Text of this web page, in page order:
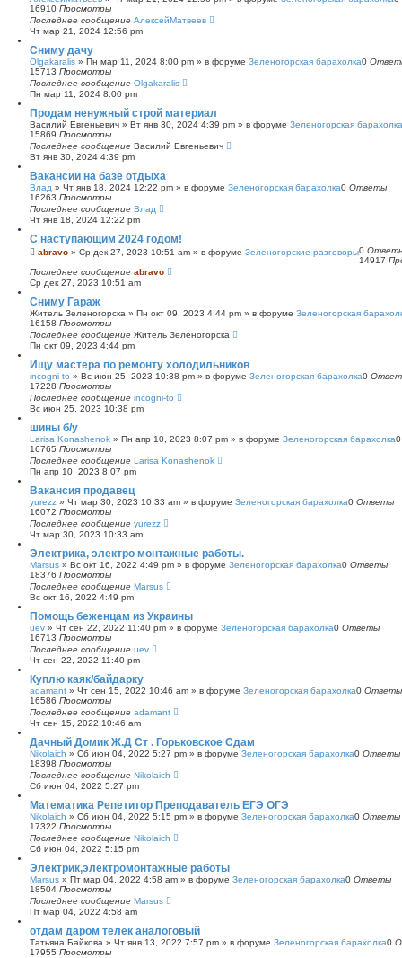
16910 Просмотры
Последнее сообщение АлексейМатвеев
Чт мар 21, 2024 12:56 pm
Сниму дачу
Olgakaralis » Пн мар 11, 2024 8:00 pm » в форуме Зеленогорская барахолка0
15713 Просмотры
Последнее сообщение Olgakaralis
Пн мар 11, 2024 8:00 pm
Продам ненужный строй материал
Василий Евгеньевич » Вт янв 30, 2024 4:39 pm » в форуме Зеленогорская барахолка
15869 Просмотры
Последнее сообщение Василий Евгеньевич
Вт янв 30, 2024 4:39 pm
Вакансии на базе отдыха
Влад » Чт янв 18, 2024 12:22 pm » в форуме Зеленогорская барахолка0 Ответы
16263 Просмотры
Последнее сообщение Влад
Чт янв 18, 2024 12:22 pm
С наступающим 2024 годом!
abravo » Ср дек 27, 2023 10:51 am » в форуме Зеленогорские разговоры0
14917
Последнее сообщение abravo
Ср дек 27, 2023 10:51 am
Сниму Гараж
Житель Зеленогорска » Пн окт 09, 2023 4:44 pm » в форуме Зеленогорская
16158 Просмотры
Последнее сообщение Житель Зеленогорска
Пн окт 09, 2023 4:44 pm
Ищу мастера по ремонту холодильников
incogni-to » Вс июн 25, 2023 10:38 pm » в форуме Зеленогорская барахолка0
17228 Просмотры
Последнее сообщение incogni-to
Вс июн 25, 2023 10:38 pm
шины б/у
Larisa Konashenok » Пн апр 10, 2023 8:07 pm » в форуме Зеленогорская барахолка
16765 Просмотры
Последнее сообщение Larisa Konashenok
Пн апр 10, 2023 8:07 pm
Вакансия продавец
yurezz » Чт мар 30, 2023 10:33 am » в форуме Зеленогорская барахолка0 Ответы
16072 Просмотры
Последнее сообщение yurezz
Чт мар 30, 2023 10:33 am
Электрика, электро монтажные работы.
Marsus » Вс окт 16, 2022 4:49 pm » в форуме Зеленогорская барахолка0 Ответы
18376 Просмотры
Последнее сообщение Marsus
Вс окт 16, 2022 4:49 pm
Помощь беженцам из Украины
uev » Чт сен 22, 2022 11:40 pm » в форуме Зеленогорская барахолка0 Ответы
16713 Просмотры
Последнее сообщение uev
Чт сен 22, 2022 11:40 pm
Куплю каяк/байдарку
adamant » Чт сен 15, 2022 10:46 am » в форуме Зеленогорская барахолка0 Ответы
16586 Просмотры
Последнее сообщение adamant
Чт сен 15, 2022 10:46 am
Дачный Домик Ж.Д Ст . Горьковское Сдам
Nikolaich » Сб июн 04, 2022 5:27 pm » в форуме Зеленогорская барахолка0 Ответы
18398 Просмотры
Последнее сообщение Nikolaich
Сб июн 04, 2022 5:27 pm
Математика Репетитор Преподаватель ЕГЭ ОГЭ
Nikolaich » Сб июн 04, 2022 5:15 pm » в форуме Зеленогорская барахолка0 Ответы
17322 Просмотры
Последнее сообщение Nikolaich
Сб июн 04, 2022 5:15 pm
Электрик,электромонтажные работы
Marsus » Пт мар 04, 2022 4:58 am » в форуме Зеленогорская барахолка0 Ответы
18504 Просмотры
Последнее сообщение Marsus
Пт мар 04, 2022 4:58 am
отдам даром телек аналоговый
Татьяна Байкова » Чт янв 13, 2022 7:57 pm » в форуме Зеленогорская барахолка0
17955 Просмотры